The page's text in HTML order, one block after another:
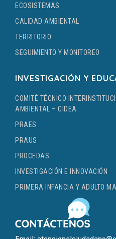
ECOSISTEMAS
CALIDAD AMBIENTAL
TERRITORIO
SEGUIMIENTO Y MONITOREO
INVESTIGACIÓN Y
COMITÉ TÉCNICO
AMBIENTAL – CIDEA
PRAES
PRAUS
PROCEDAS
INVESTIGACIÓN E INNOVACIÓN
PRIMERA INFANCIA Y ADULTO